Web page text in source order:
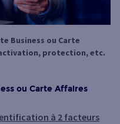
Business ou Carte
protection, etc.
ou Carte Affaires
à 2 facteurs